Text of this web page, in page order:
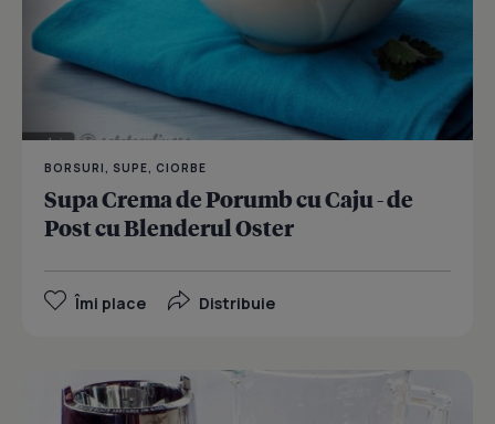
BORSURI, SUPE, CIORBE
Supa Crema de Porumb cu Caju - de
Post cu Blenderul Oster
Îmi place Distribuie